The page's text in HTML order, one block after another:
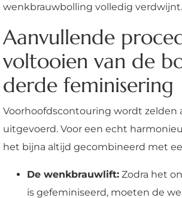
wenkbrauwbolling volledig verdwijnt.
Aanvullende
voltooien van de
derde feminisering
Voorhoofdscontouring wordt zelden
uitgevoerd. Voor een echt
het bijna altijd gecombineerd met
De wenkbrauwlift: Zodra het
is gefeminiseerd, moeten de